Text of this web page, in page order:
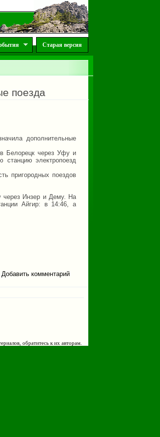
Старая версия
поезда
дополнительные
Белорецк через Уфу и
электропоезд
пригородных поездов
через Инзер и Дему. На
Айгир: в 14:46, а
Добавить комментарий
обратитесь к их авторам.